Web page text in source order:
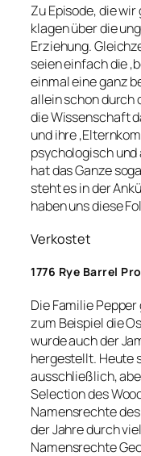
Zu Episode, die
klagen über die
Erziehung.
seien einfach die
einmal eine ganz
allein schon durch
die Wissenschaft
und ihre
psychologisch
hat das Ganze
steht es in der
haben uns diese
Verkostet
1776 Rye Barrel
Die Familie
zum Beispiel die
wurde auch der
hergestellt. Heute
ausschließlich,
Selection des
Namensrechte
der Jahre durch
Namensrechte